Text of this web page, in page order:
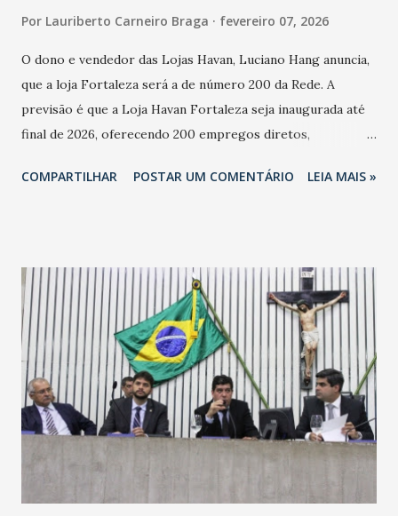
Por Lauriberto Carneiro Braga fevereiro 07, 2026
O dono e vendedor das Lojas Havan, Luciano Hang anuncia,
que a loja Fortaleza será a de número 200 da Rede. A
previsão é que a Loja Havan Fortaleza seja inaugurada até
final de 2026, oferecendo 200 empregos diretos,
Havan Fortaleza ainda não foi anunciada oficialmente, mas
COMPARTILHAR POSTAR UM COMENTÁRIO LEIA MAIS »